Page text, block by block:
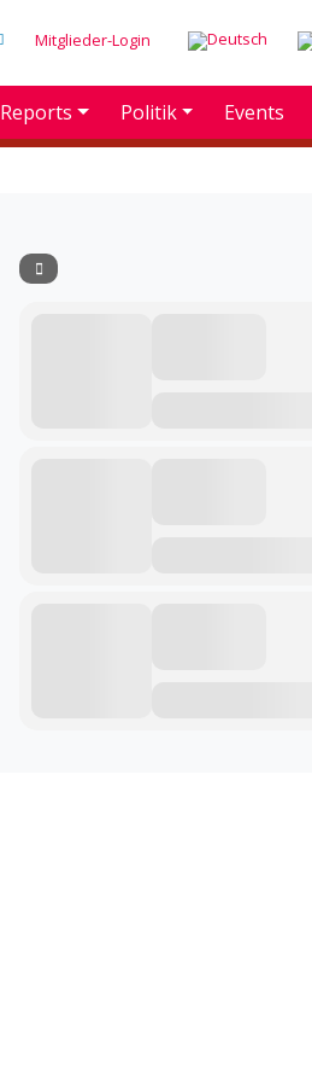
Mitglieder-Login
Reports Politik Events